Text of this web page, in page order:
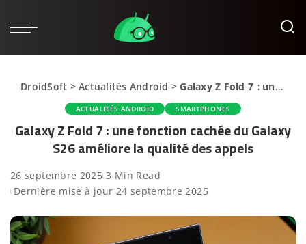
DroidSoft >Actualités Android >Galaxy Z Fold 7 : une fonction cachée du Galaxy S26 améliore la qualité des appels
ACTUALITÉS ANDROID SMARTPHONES
Galaxy Z Fold 7 : une fonction cachée du Galaxy
S26 améliore la qualité des appels
26 septembre 2025 3 Min Read
Dernière mise à jour 24 septembre 2025